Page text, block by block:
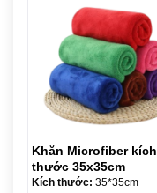
Khăn Microfiber kích
thước 35x35cm
Kích thước: 35*35cm